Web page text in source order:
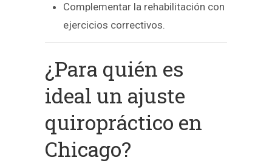
Complementar la rehabilitación con
ejercicios correctivos.
¿Para quién es
ideal un ajuste
quiropráctico en
Chicago?